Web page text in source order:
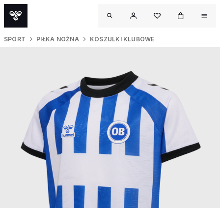
SPORT PIŁKA NOŻNA KOSZULKI KLUBOWE